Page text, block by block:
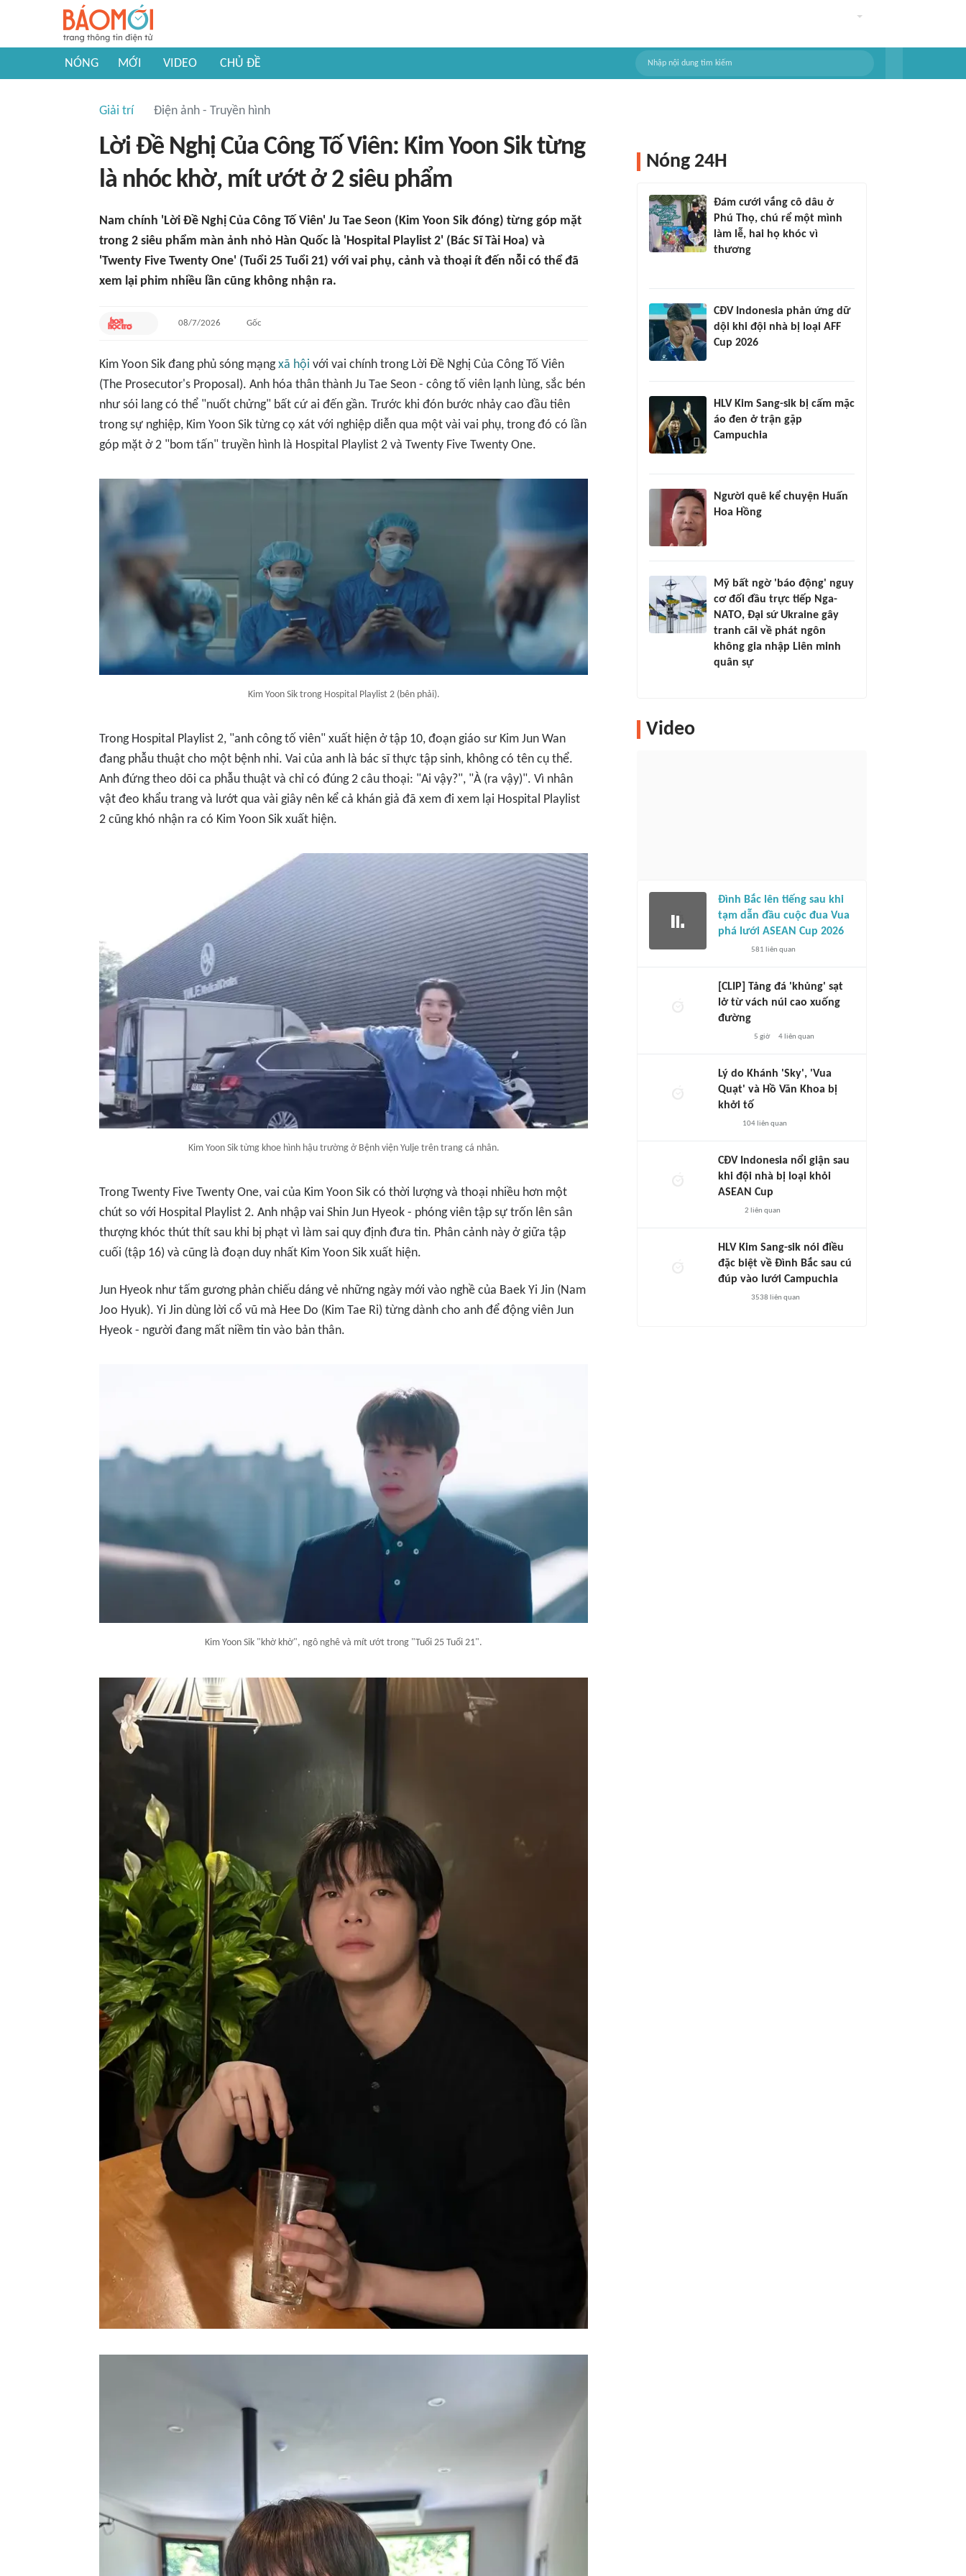
NÓNG MỚI VIDEO CHỦ ĐỀ
Giải trí Điện ảnh - Truyền hình
Lời Đề Nghị Của Công Tố Viên: Kim Yoon Sik từng
là nhóc khờ, mít ướt ở 2 siêu phẩm
Nam chính 'Lời Đề Nghị Của Công Tố Viên' Ju Tae Seon (Kim Yoon Sik đóng) từng góp mặt
trong 2 siêu phẩm màn ảnh nhỏ Hàn Quốc là 'Hospital Playlist 2' (Bác Sĩ Tài Hoa) và
'Twenty Five Twenty One' (Tuổi 25 Tuổi 21) với vai phụ, cảnh và thoại ít đến nỗi có thể đã
xem lại phim nhiều lần cũng không nhận ra.
08/7/2026 Gốc
Kim Yoon Sik đang phủ sóng mạngxã hội với vai chính trong Lời Đề Nghị Của Công Tố Viên
(The Prosecutor's Proposal). Anh hóa thân thành Ju Tae Seon - công tố viên lạnh lùng, sắc bén
như sói lang có thể "nuốt chửng" bất cứ ai đến gần. Trước khi đón bước nhảy cao đầu tiên
trong sự nghiệp, Kim Yoon Sik từng cọ xát với nghiệp diễn qua một vài vai phụ, trong đó có lần
góp mặt ở 2 "bom tấn" truyền hình là Hospital Playlist 2 và Twenty Five Twenty One.
Kim Yoon Sik trong Hospital Playlist 2 (bên phải).
Trong Hospital Playlist 2, "anh công tố viên" xuất hiện ở tập 10, đoạn giáo sư Kim Jun Wan
đang phẫu thuật cho một bệnh nhi. Vai của anh là bác sĩ thực tập sinh, không có tên cụ thể.
Anh đứng theo dõi ca phẫu thuật và chỉ có đúng 2 câu thoại: "Ai vậy?", "À (ra vậy)". Vì nhân
vật đeo khẩu trang và lướt qua vài giây nên kể cả khán giả đã xem đi xem lại Hospital Playlist
2 cũng khó nhận ra có Kim Yoon Sik xuất hiện.
Kim Yoon Sik từng khoe hình hậu trường ở Bệnh viện Yulje trên trang cá nhân.
TrongTwenty Five Twenty One, vai của Kim Yoon Sik có thời lượng và thoại nhiều hơn một
chút so với Hospital Playlist 2. Anh nhập vai Shin Jun Hyeok - phóng viên tập sự trốn lên sân
thượng khóc thút thít sau khi bị phạt vì làm sai quy định đưa tin. Phân cảnh này ở giữa tập
cuối (tập 16) và cũng là đoạn duy nhất Kim Yoon Sik xuất hiện.
Jun Hyeok như tấm gương phản chiếu dáng vẻ những ngày mới vào nghề của Baek Yi Jin (Nam
Joo Hyuk). Yi Jin dùng lời cổ vũ mà Hee Do (Kim Tae Ri) từng dành cho anh để động viên Jun
Hyeok - người đang mất niềm tin vào bản thân.
Kim Yoon Sik "khờ khờ", ngô nghê và mít ướt trong "Tuổi 25 Tuổi 21".
Nóng 24H
Đám cưới vắng cô dâu ở
Phú Thọ, chú rể một mình
làm lễ, hai họ khóc vì
thương
CĐV Indonesia phản ứng dữ
dội khi đội nhà bị loại AFF
Cup 2026
HLV Kim Sang-sik bị cấm mặc
áo đen ở trận gặp
Campuchia
Người quê kể chuyện Huấn
Hoa Hồng
Mỹ bất ngờ 'báo động' nguy
cơ đối đầu trực tiếp Nga-
NATO, Đại sứ Ukraine gây
tranh cãi về phát ngôn
không gia nhập Liên minh
quân sự
Video
Đình Bắc lên tiếng sau khi
tạm dẫn đầu cuộc đua Vua
phá lưới ASEAN Cup 2026
581 liên quan
[CLIP] Tảng đá 'khủng' sạt
lở từ vách núi cao xuống
đường
5 giờ 4liên quan
Lý do Khánh 'Sky', 'Vua
Quạt' và Hồ Văn Khoa bị
khởi tố
104liên quan
CĐV Indonesia nổi giận sau
khi đội nhà bị loại khỏi
ASEAN Cup
2 liên quan
HLV Kim Sang-sik nói điều
đặc biệt về Đình Bắc sau cú
đúp vào lưới Campuchia
3538 liên quan